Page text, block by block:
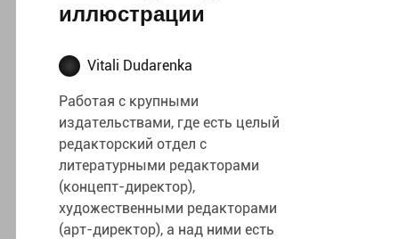
иллюстрации
Vitali Dudarenka
Работая с крупными
издательствами, где есть целый
редакторский отдел с
литературными редакторами
(концепт-директор),
художественными редакторами
(арт-директор), а над ними есть